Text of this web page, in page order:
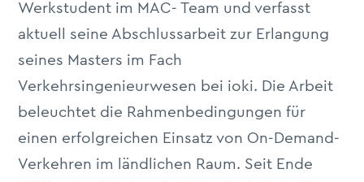
Werkstudent im MAC- Team und verfasst
aktuell seine Abschlussarbeit zur Erlangung
seines Masters im Fach
Verkehrsingenieurwesen bei ioki. Die Arbeit
beleuchtet die Rahmenbedingungen für
einen erfolgreichen Einsatz von On-Demand-
Verkehren im ländlichen Raum. Seit Ende